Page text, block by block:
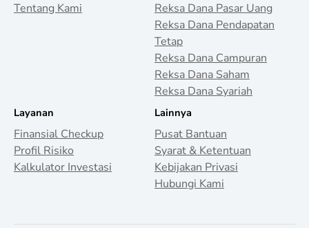
Tentang Kami
Reksa Dana Pasar Uang
Reksa Dana Pendapatan
Tetap
Reksa Dana Campuran
Reksa Dana Saham
Reksa Dana Syariah
Layanan
Finansial Checkup
Profil Risiko
Kalkulator Investasi
Lainnya
Pusat Bantuan
Syarat & Ketentuan
Kebijakan Privasi
Hubungi Kami